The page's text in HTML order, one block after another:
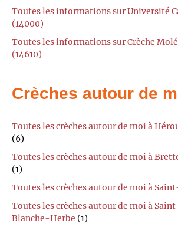
Toutes les informations sur Université
(14000)
Toutes les informations sur Crèche
(14610)
Crèches autour de
Toutes les crèches autour de moi à
(6)
Toutes les crèches autour de moi à
(1)
Toutes les crèches autour de moi à
Toutes les crèches autour de moi à
Blanche-Herbe (1)